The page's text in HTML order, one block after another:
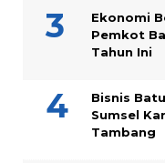
Ekonomi
Pemkot
Tahun Ini
Bisnis
Sumsel
Tambang